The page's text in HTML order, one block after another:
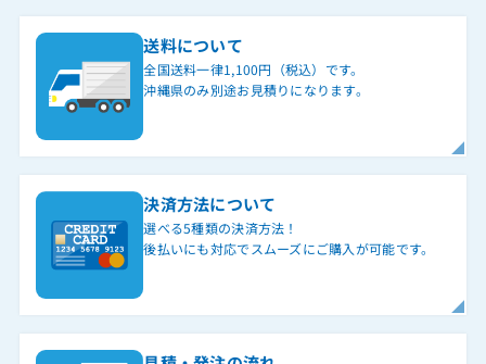
送料について
全国送料一律1,100円（税込）です。
沖縄県のみ別途お見積りになります。
決済方法について
選べる5種類の決済方法！
後払いにも対応でスムーズにご購入が可能です。